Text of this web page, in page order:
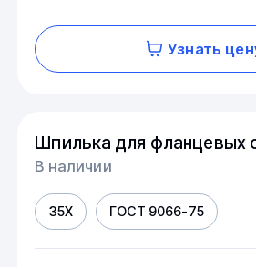
Узнать
Шпилька для фланцевых
В наличии
35Х ГОСТ 9066-75